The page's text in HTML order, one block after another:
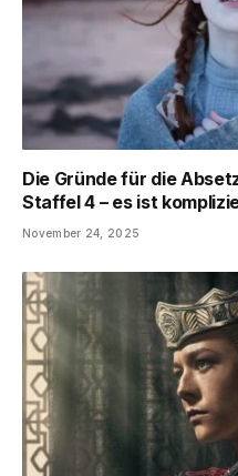
Die Gründe für die
Staffel 4 – es ist
November 24, 2025